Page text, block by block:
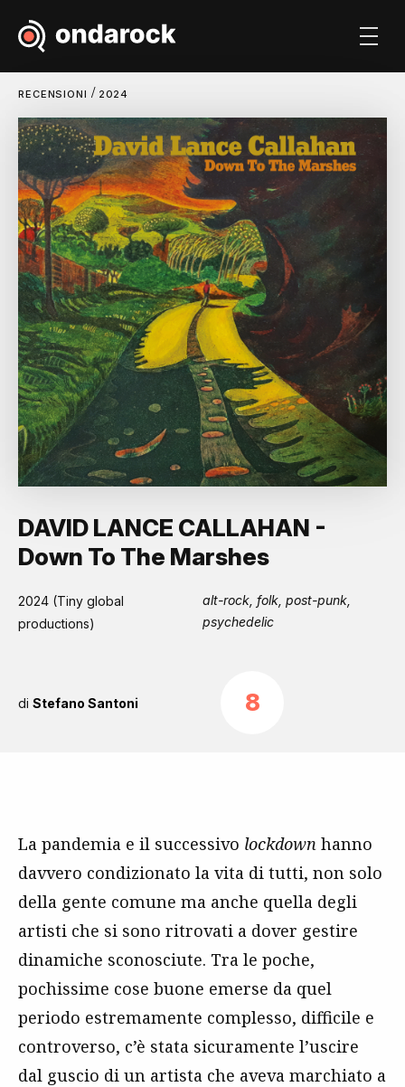
RECENSIONI / 2024
DAVID LANCE CALLAHAN -
Down To The Marshes
2024 (Tiny global
productions)
alt-rock, folk, post-punk,
psychedelic
di Stefano Santoni 8
La pandemia e il successivo lockdown hanno
davvero condizionato la vita di tutti, non solo
della gente comune ma anche quella degli
artisti che si sono ritrovati a dover gestire
dinamiche sconosciute. Tra le poche,
pochissime cose buone emerse da quel
periodo estremamente complesso, difficile e
controverso, c’è stata sicuramente l’uscire
dal guscio di un artista che aveva marchiato a